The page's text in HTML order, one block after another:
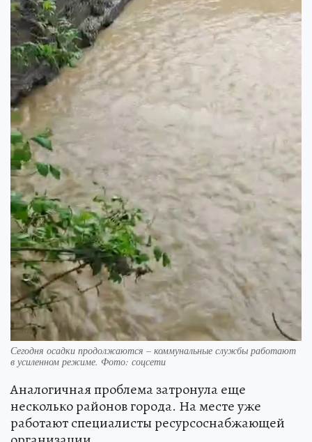
Сегодня осадки продолжаются – коммунальные службы работают
в усиленном режиме. Фото: соцсети
Аналогичная проблема затронула еще
несколько районов города. На месте уже
работают специалисты ресурсоснабжающей